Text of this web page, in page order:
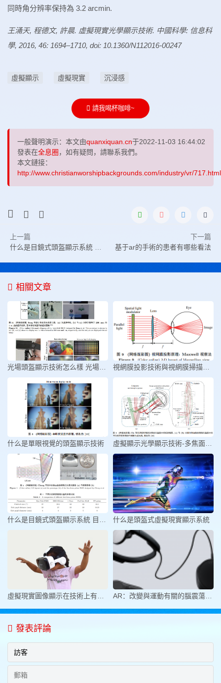
同時角分辨率保持為 3.2 arcmin.
王涌天, 程德文, 許晨. 虛擬現實光學顯示技術. 中國科學: 信息科
學, 2016, 46: 1694–1710, doi: 10.1360/N112016-00247
虛擬顯示 虛擬現實 沉浸感
請我喝杯咖啡~
一般聲明演示：本文由quanxiquan.cn于2022-11-03 16:44:02
發表在全息圈 ，如有疑問，請聯系我們。
本文鏈接：
http://www.christianworshipbackgrounds.com/industry/vr/717.html
上一篇
什么是目鏡式頭盔顯示系統 目鏡式頭盔顯示系統原理
下一篇
基于ar的手術的患者有哪些看法
相關文章
光場頭盔顯示技術怎么樣 光場頭盔 視網膜投影技術與視網膜掃描顯示技
什么是單眼視覺的頭盔顯示技術 虛擬顯示光學顯示技術-多焦面頭盔
什么是目鏡式頭盔顯示系統 目鏡式 什么是頭盔式虛擬現實顯示系統
虛擬現實圖像顯示在技術上有哪些的 AR：改變與運動有關的腦震蕩的游戲規
發表評論